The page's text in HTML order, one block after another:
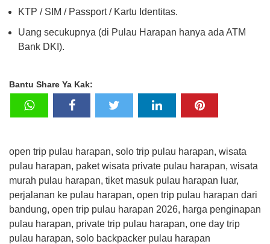
KTP / SIM / Passport / Kartu Identitas.
Uang secukupnya (di Pulau Harapan hanya ada ATM
Bank DKI).
Bantu Share Ya Kak:
open trip pulau harapan, solo trip pulau harapan, wisata
pulau harapan, paket wisata private pulau harapan, wisata
murah pulau harapan, tiket masuk pulau harapan luar,
perjalanan ke pulau harapan, open trip pulau harapan dari
bandung, open trip pulau harapan 2026, harga penginapan
pulau harapan, private trip pulau harapan, one day trip
pulau harapan, solo backpacker pulau harapan